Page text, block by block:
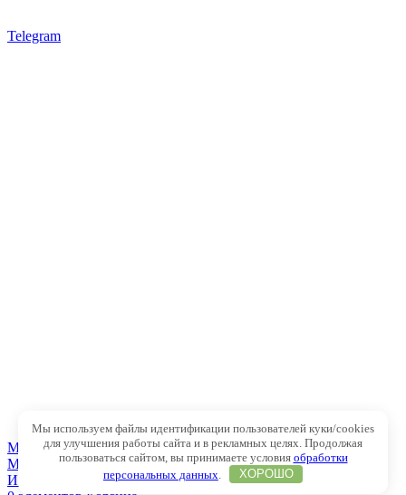
Telegram
MAX
Меню
Избранное
Мы используем файлы идентификации пользователей куки/cookies
для улучшения работы сайта и в рекламных целях. Продолжая
пользоваться сайтом, вы принимаете условия обработки
персональных данных
ХОРОШО